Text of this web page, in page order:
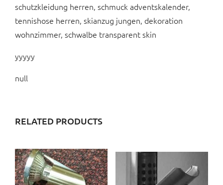
schutzkleidung herren, schmuck adventskalender,
tennishose herren, skianzug jungen, dekoration
wohnzimmer, schwalbe transparent skin
yyyyy
null
RELATED PRODUCTS